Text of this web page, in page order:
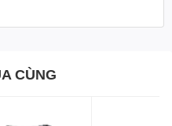
CÙNG